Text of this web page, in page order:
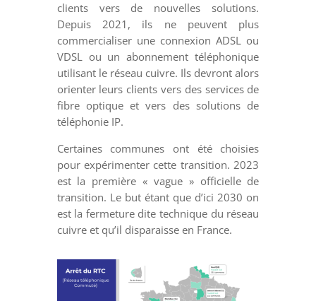
clients vers de nouvelles solutions.
Depuis 2021, ils ne peuvent plus
commercialiser une connexion ADSL ou
VDSL ou un abonnement téléphonique
utilisant le réseau cuivre. Ils devront alors
orienter leurs clients vers des services de
fibre optique et vers des solutions de
téléphonie IP.
Certaines communes ont été choisies
pour expérimenter cette transition. 2023
est la première « vague » officielle de
transition. Le but étant que d’ici 2030 on
est la fermeture dite technique du réseau
cuivre et qu’il disparaisse en France.